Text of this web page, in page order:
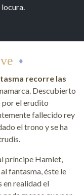
recorre las
Descubierto
por el erudito
fallecido rey
el trono y se ha
príncipe Hamlet,
fantasma, éste le
en realidad el